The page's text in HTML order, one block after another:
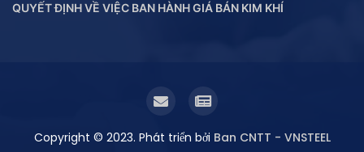
QUYẾT ĐỊNH VỀ VIỆC BAN HÀNH GIÁ BÁN KIM KHÍ
Copyright © 2023. Phát triển bởi Ban CNTT - VNSTEEL